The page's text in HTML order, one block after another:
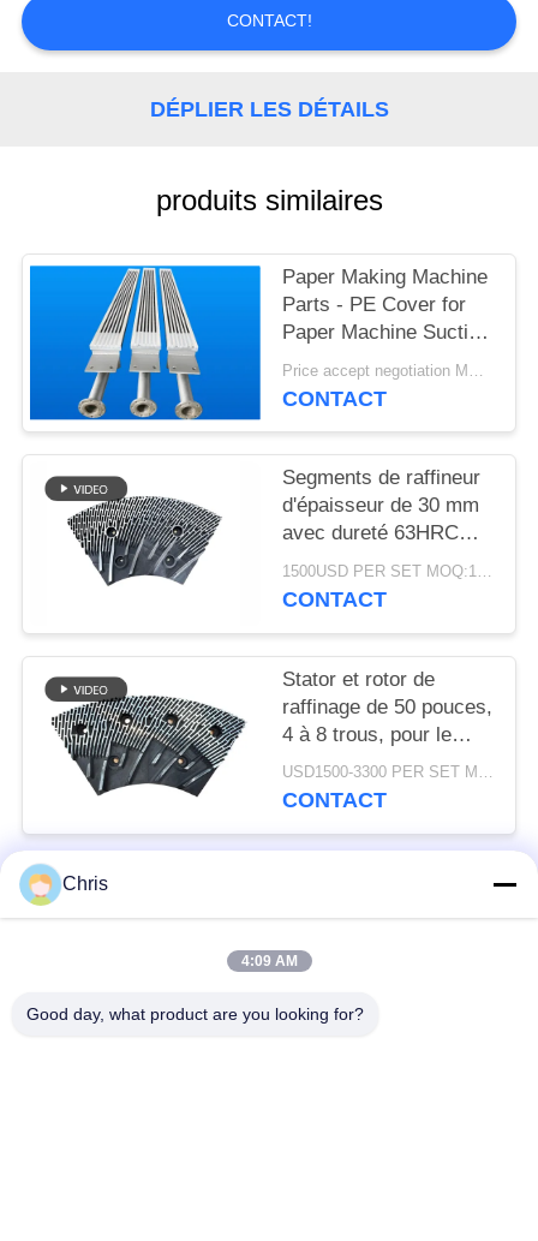
DEMANDEZ
UNE
CITATION
PRIVACY
POLICY
CONTACT!
DÉPLIER LES DÉTAILS
produits similaires
Paper Making Machine
Parts - PE Cover for
Paper Machine Suction
Box
Price accept negotiation MOQ:1 jeu
CONTACT
Segments de raffineur
d'épaisseur de 30 mm
avec dureté 63HRC
pour défibrateur de
raffineur MDF/HDF
1500USD PER SET MOQ:1 ensemble
CONTACT
Stator et rotor de
raffinage de 50 pouces,
4 à 8 trous, pour le
raffinage des fibres
MDF et une capacité
USD1500-3300 PER SET MOQ:1 série
CONTACT
Catégories populaires
Chris
4:09 AM
Good day, what product are you looking for?